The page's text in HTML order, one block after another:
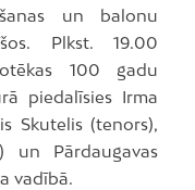
un balonu
Plkst. 19.00
100 gadu
piedalīsies Irma
Skutelis (tenors),
un Pārdaugavas
vadībā.